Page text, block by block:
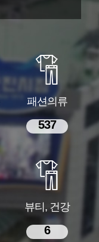
패션의류
537
뷰티, 건강
6